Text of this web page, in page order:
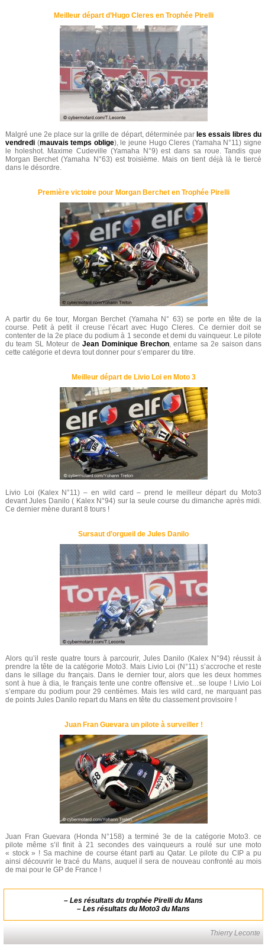
Meilleur départ d’Hugo Cleres en Trophée Pirelli
Malgré une 2e place sur la grille de départ, déterminée par les essais libres du
vendredi (mauvais temps oblige), le jeune Hugo Cleres (Yamaha N°11) signe
le holeshot. Maxime Cudeville (Yamaha N°9) est dans sa roue. Tandis que
Morgan Berchet (Yamaha N°63) est troisième. Mais on tient déjà là le tiercé
dans le désordre.
Première victoire pour Morgan Berchet en Trophée Pirelli
A partir du 6e tour, Morgan Berchet (Yamaha N° 63) se porte en tête de la
course. Petit à petit il creuse l’écart avec Hugo Cleres. Ce dernier doit se
contenter de la 2e place du podium à 1 seconde et demi du vainqueur. Le pilote
du team SL Moteur deJean Dominique Brechon, entame sa 2e saison dans
cette catégorie et devra tout donner pour s’emparer du titre.
Meilleur départ de Livio Loi en Moto 3
Livio Loi (Kalex N°11) – en wild card – prend le meilleur départ du Moto3
devant Jules Danilo ( Kalex N°94) sur la seule course du dimanche après midi.
Ce dernier mène durant 8 tours !
Sursaut d’orgueil de Jules Danilo
Alors qu’il reste quatre tours à parcourir, Jules Danilo (Kalex N°94) réussit à
prendre la tête de la catégorie Moto3. Mais Livio Loi (N°11) s’accroche et reste
dans le sillage du français. Dans le dernier tour, alors que les deux hommes
sont à hue à dia, le français tente une contre offensive et…se loupe ! Livio Loi
s’empare du podium pour 29 centièmes. Mais les wild card, ne marquant pas
de points Jules Danilo repart du Mans en tête du classement provisoire !
Juan Fran Guevara un pilote à surveiller !
Juan Fran Guevara (Honda N°158) a terminé 3e de la catégorie Moto3. ce
pilote même s’il finit à 21 secondes des vainqueurs a roulé sur une moto
« stock » ! Sa machine de course étant parti au Qatar. Le pilote du CIP a pu
ainsi découvrir le tracé du Mans, auquel il sera de nouveau confronté au mois
de mai pour le GP de France !
– Les résultats du trophée Pirelli du Mans
– Les résultats du Moto3 du Mans
Thierry Leconte